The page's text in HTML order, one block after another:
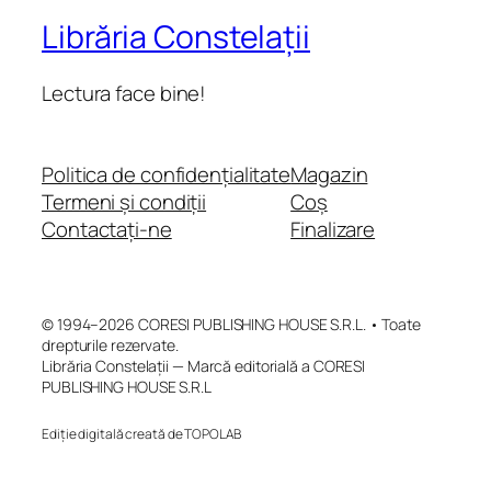
Librăria Constelații
Lectura face bine!
Politica de confidențialitate
Termeni și condiții
Contactați-ne
Magazin
Coș
Finalizare
© 1994–2026 CORESI PUBLISHING HOUSE S.R.L. • Toate
drepturile rezervate.
Librăria Constelații — Marcă editorială a CORESI
PUBLISHING HOUSE S.R.L
Ediție digitală creată de TOPOLAB